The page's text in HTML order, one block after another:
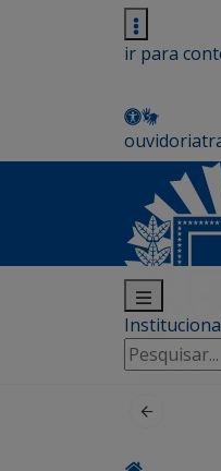
ir para
ouvidoria
Pesquisar
por: